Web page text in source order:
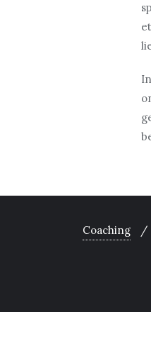
Coaching